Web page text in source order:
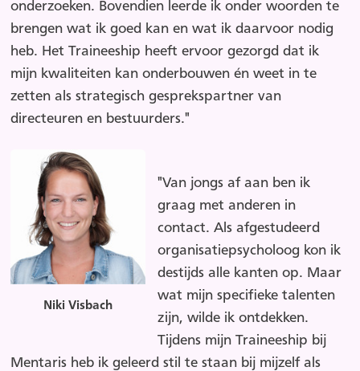
onderzoeken. Bovendien leerde ik onder woorden te
brengen wat ik goed kan en wat ik daarvoor nodig
heb. Het Traineeship heeft ervoor gezorgd dat ik
mijn kwaliteiten kan onderbouwen én weet in te
zetten als strategisch gesprekspartner van
directeuren en bestuurders."
Niki Visbach
"Van jongs af aan ben ik
graag met anderen in
contact. Als afgestudeerd
organisatiepsycholoog kon ik
destijds alle kanten op. Maar
wat mijn specifieke talenten
zijn, wilde ik ontdekken.
Tijdens mijn Traineeship bij
Mentaris heb ik geleerd stil te staan bij mijzelf als